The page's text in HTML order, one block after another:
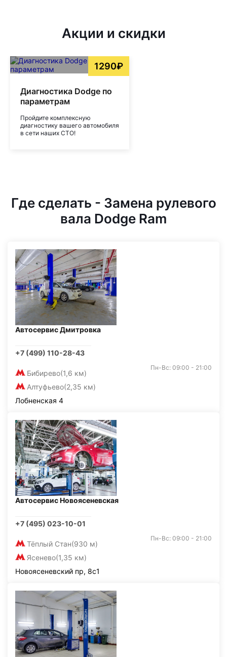
Акции и скидки
1290₽
Диагностика Dodge по
параметрам
Пройдите комплексную
диагностику вашего автомобиля
в сети наших СТО!
Где сделать - Замена рулевого
вала Dodge Ram
Автосервис Дмитровка
+7 (499) 110-28-43
Бибирево(1,6 км)
Алтуфьево(2,35 км)
Пн-Вс: 09:00 - 21:00
Лобненская 4
Автосервис Новоясеневская
+7 (495) 023-10-01
Тёплый Стан(930 м)
Ясенево(1,35 км)
Пн-Вс: 09:00 - 21:00
Новоясеневский пр, 8с1